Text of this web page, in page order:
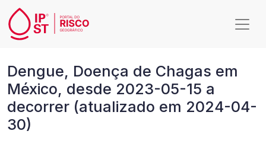
Passar para o conteúdo principal
Doença
de
Chagas
Dengue, Doença de Chagas em
México, desde 2023-05-15 a
decorrer (atualizado em 2024-04-
30)